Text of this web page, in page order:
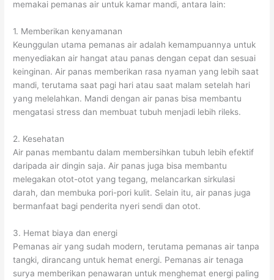
memakai pemanas air untuk kamar mandi, antara lain:
1. Memberikan kenyamanan
Keunggulan utama pemanas air adalah kemampuannya untuk
menyediakan air hangat atau panas dengan cepat dan sesuai
keinginan. Air panas memberikan rasa nyaman yang lebih saat
mandi, terutama saat pagi hari atau saat malam setelah hari
yang melelahkan. Mandi dengan air panas bisa membantu
mengatasi stress dan membuat tubuh menjadi lebih rileks.
2. Kesehatan
Air panas membantu dalam membersihkan tubuh lebih efektif
daripada air dingin saja. Air panas juga bisa membantu
melegakan otot-otot yang tegang, melancarkan sirkulasi
darah, dan membuka pori-pori kulit. Selain itu, air panas juga
bermanfaat bagi penderita nyeri sendi dan otot.
3. Hemat biaya dan energi
Pemanas air yang sudah modern, terutama pemanas air tanpa
tangki, dirancang untuk hemat energi. Pemanas air tenaga
surya memberikan penawaran untuk menghemat energi paling